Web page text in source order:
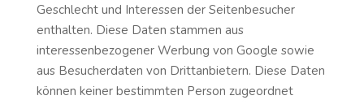
Geschlecht und Interessen der Seitenbesucher
enthalten. Diese Daten stammen aus
interessenbezogener Werbung von Google sowie
aus Besucherdaten von Drittanbietern. Diese Daten
können keiner bestimmten Person zugeordnet